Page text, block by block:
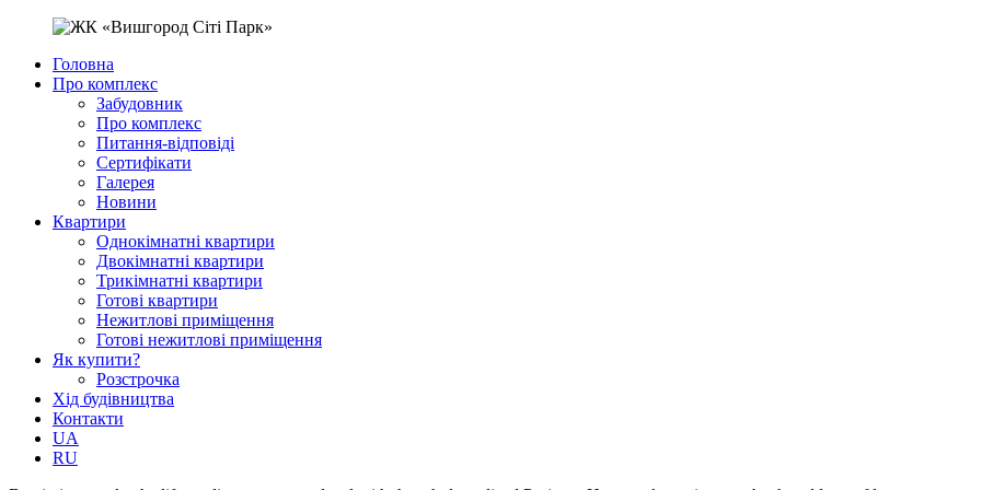
Головна
Про комплекс
Забудовник
Про комплекс
Питання-відповіді
Сертифікати
Галерея
Новини
Квартири
Однокімнатні квартири
Двокімнатні квартири
Трикімнатні квартири
Готові квартири
Нежитлові приміщення
Готові нежитлові приміщення
Як купити?
Розстрочка
Хід будівництва
Контакти
UA
RU